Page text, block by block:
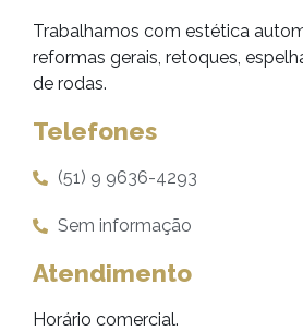
Trabalhamos com estética
reformas gerais, retoques,
de rodas.
Telefones
(51) 9 9636-4293
Sem informação
Atendimento
Horário comercial.